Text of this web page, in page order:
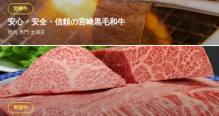
も可能◎今夜も肉力で楽しく語りあいましょう！
大衆肉酒場 肉力（にくぢから）
肉と酒の最強酒場
ＪＲ常磐線土浦駅 徒歩6分
茨城県土浦市桜町1-17-10
安心・安全・信頼の宮崎黒毛和牛
焼肉 秀門 土浦店
宮崎牛
「安楽畜産」の宮崎牛を一頭買いしてるからこそ実現可能。高級
希少部位を焼肉秀門ではご堪能頂けます。飲み放題付の御宴会コ
ースをご用意。様々なシーンでご利用を頂ける完全個室をご用意
しており、御宴会は最大50名様まで可能となっております。
常陸牛